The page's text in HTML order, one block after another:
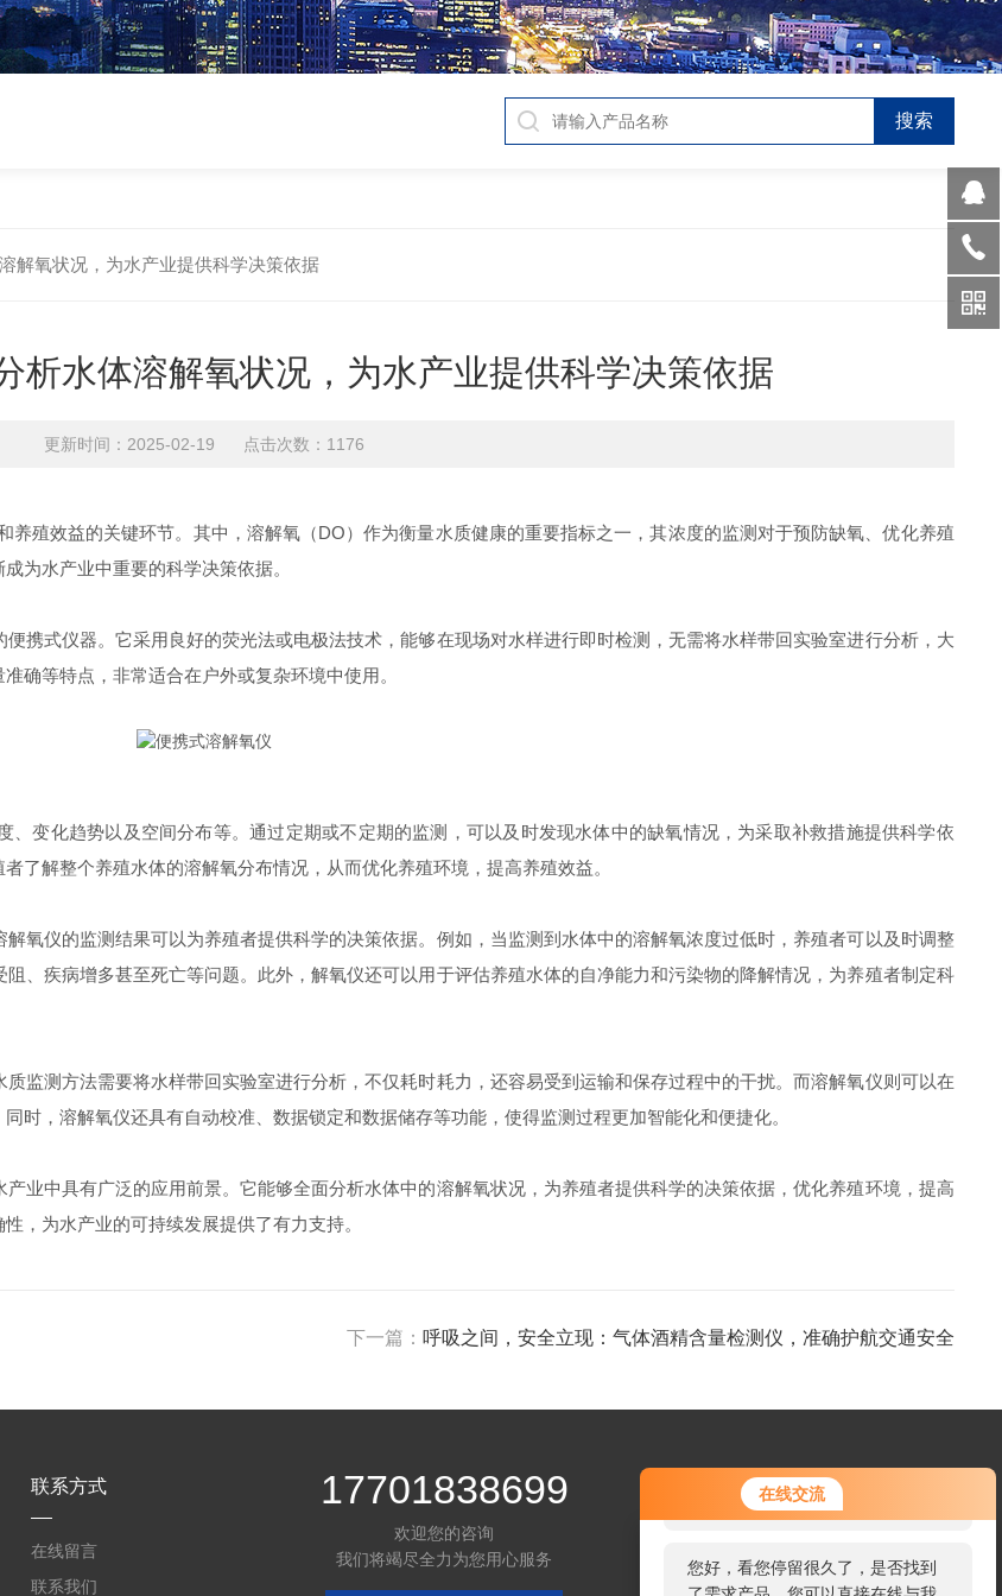
在线交流
您好！欢迎前来咨询，很高兴为您
服务，请问您要咨询什么问题呢？
您好，看您停留很久了，是否找到
解氧状况，为水产业提供科学决策依据
析水体溶解氧状况，为水产业提供科学决策依据
更新时间：2025-02-19 点击次数：1176
效益的关键环节。其中，溶解氧（DO）作为衡量水质健康的重要指标之一，其浓度的监测对于预防缺氧、优化养殖
为水产业中重要的科学决策依据。
式仪器。它采用良好的荧光法或电极法技术，能够在现场对水样进行即时检测，无需将水样带回实验室进行分析，大
确等特点，非常适合在户外或复杂环境中使用。
化趋势以及空间分布等。通过定期或不定期的监测，可以及时发现水体中的缺氧情况，为采取补救措施提供科学依
了解整个养殖水体的溶解氧分布情况，从而优化养殖环境，提高养殖效益。
仪的监测结果可以为养殖者提供科学的决策依据。例如，当监测到水体中的溶解氧浓度过低时，养殖者可以及时调整
、疾病增多甚至死亡等问题。此外，解氧仪还可以用于评估养殖水体的自净能力和污染物的降解情况，为养殖者制定科
测方法需要将水样带回实验室进行分析，不仅耗时耗力，还容易受到运输和保存过程中的干扰。而溶解氧仪则可以在
时，溶解氧仪还具有自动校准、数据锁定和数据储存等功能，使得监测过程更加智能化和便捷化。
中具有广泛的应用前景。它能够全面分析水体中的溶解氧状况，为养殖者提供科学的决策依据，优化养殖环境，提高
，为水产业的可持续发展提供了有力支持。
下一篇： 呼吸之间，安全立现：气体酒精含量检测仪，准确护航交通安全
联系方式
在线留言
联系我们
17701838699
欢迎您的咨询
我们将竭尽全力为您用心服务